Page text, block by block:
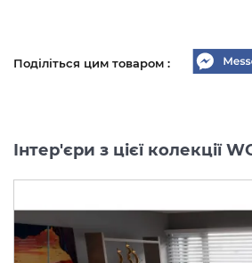
Поділіться цим товаром :
Інтер'єри з цієї колекції